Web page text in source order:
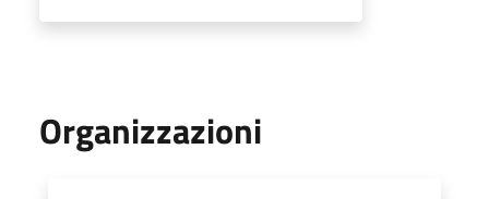
Organizzazioni